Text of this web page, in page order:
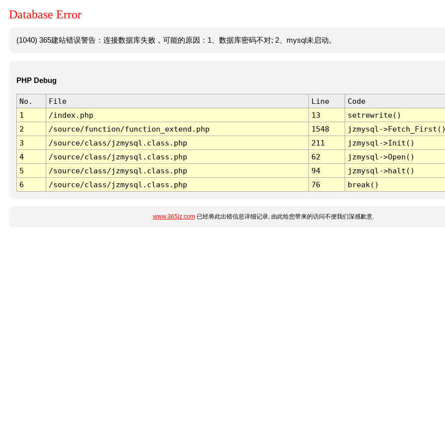
Database Error
(1040) 365建站错误警告：连接数据库失败，可能的原因：1、数据库密码不对; 2、mysql未启动。
PHP Debug
No. File Line
Code
1
/index.php 13
setrewrite()
2
/source/function/function_extend.php 1548
jzmysql-
3
/source/class/jzmysql.class.php 211
jzmysql->Init()
4
/source/class/jzmysql.class.php 62
jzmysql->Open()
5
/source/class/jzmysql.class.php 94
jzmysql->halt()
6
/source/class/jzmysql.class.php 76 break()
www.365jz.com已经将此出错信息详细记录, 由此给您带来的访问不便我们深感歉意.